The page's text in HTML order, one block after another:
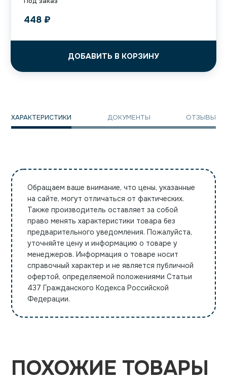
448 ₽
ДОБАВИТЬ В КОРЗИНУ
ХАРАКТЕРИСТИКИ ДОКУМЕНТЫ ОТЗЫВЫ
Обращаем ваше внимание, что цены, указанные
на сайте, могут отличаться от фактических.
Также производитель оставляет за собой
право менять характеристики товара без
предварительного уведомления. Пожалуйста,
уточняйте цену и информацию о товаре у
менеджеров. Информация о товаре носит
справочный характер и не является публичной
офертой, определяемой положениями Статьи
437 Гражданского Кодекса Российской
Федерации.
ПОХОЖИЕ ТОВАРЫ